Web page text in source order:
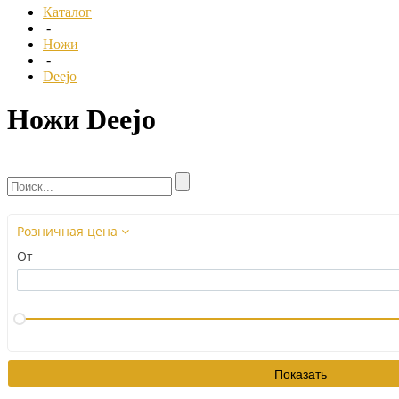
Каталог
-
Ножи
-
Deejo
Ножи Deejo
Розничная цена
От